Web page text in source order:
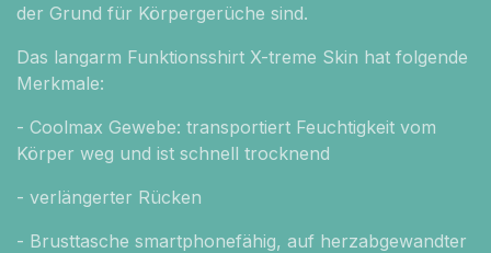
der Grund für Körpergerüche sind.
Das langarm Funktionsshirt X-treme Skin hat folgende
Merkmale:
- Coolmax Gewebe: transportiert Feuchtigkeit vom
Körper weg und ist schnell trocknend
- verlängerter Rücken
- Brusttasche smartphonefähig, auf herzabgewandter